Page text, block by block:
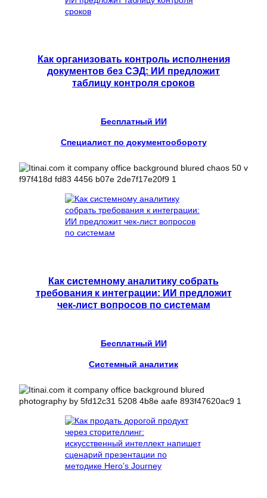
Как организовать контроль исполнения
документов без СЭД: ИИ предложит
таблицу контроля сроков
Бесплатный ИИ
Специалист по документообороту
Как системному аналитику собрать
требования к интеграции: ИИ предложит
чек-лист вопросов по системам
Бесплатный ИИ
Системный аналитик